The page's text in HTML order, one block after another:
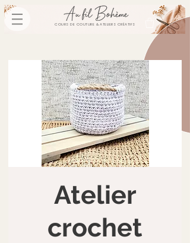
COURS DE COUTURE & ATELIERS CRÉATIFS
Atelier
crochet